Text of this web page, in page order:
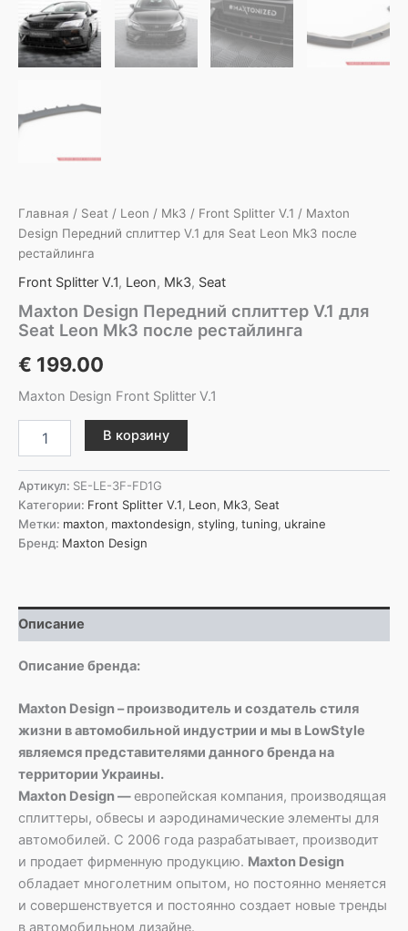
Главная / Seat / Leon / Mk3 / Front Splitter V.1 / Maxton
Design Передний сплиттер V.1 для Seat Leon Mk3 после
рестайлинга
Front Splitter V.1, Leon, Mk3, Seat
Maxton Design Передний сплиттер V.1 для
Seat Leon Mk3 после рестайлинга
€ 199.00
Maxton Design Front Splitter V.1
товара
Design
Передний
сплиттер
V.1
для
Mk3
после
рестайлинга
В корзину
Артикул: SE-LE-3F-FD1G
Категории: Front Splitter V.1, Leon, Mk3, Seat
Метки: maxton, maxtondesign, styling, tuning, ukraine
Бренд: Maxton Design
Описание
Описание бренда:
Maxton Design – производитель и создатель стиля
жизни в автомобильной индустрии и мы в LowStyle
являемся представителями данного бренда на
территории Украины.
Maxton Design —европейская компания, производящая
сплиттеры, обвесы и аэродинамические элементы для
автомобилей. С 2006 года разрабатывает, производит
и продает фирменную продукцию. Maxton Design
обладает многолетним опытом, но постоянно меняется
и совершенствуется и постоянно создает новые тренды
в автомобильном дизайне.